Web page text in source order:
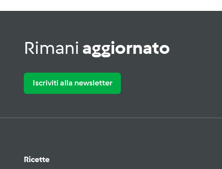
Rimani aggiornato
Iscriviti alla newsletter
Ricette